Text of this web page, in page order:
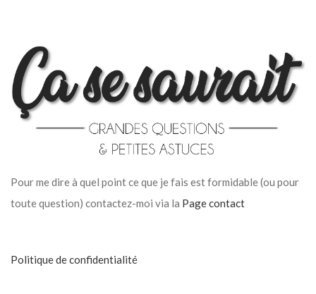
Pour me dire à quel point ce que je fais est formidable (ou pour
toute question) contactez-moi via la Page contact
Politique de confidentialité